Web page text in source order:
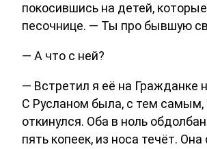
покосившись на детей,
песочнице. — Ты про бывшую
— А что с ней?
— Встретил я её на Гражданке
С Русланом была, с тем самым,
откинулся. Оба в ноль
пять копеек, из носа течёт. Она